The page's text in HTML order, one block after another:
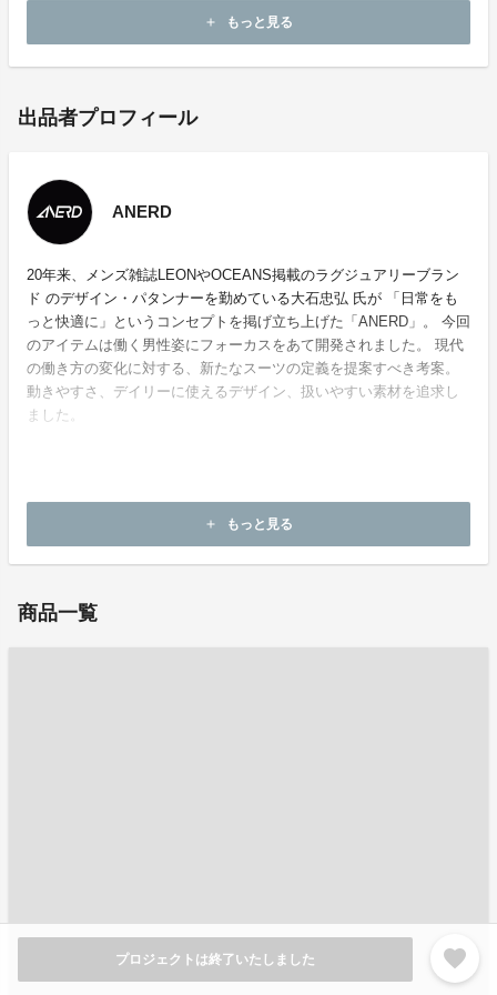
プロジェクトは終了いたしました favorite
add もっと見る
出品者プロフィール
ANERD
20年来、メンズ雑誌LEONやOCEANS掲載のラグジュアリーブラン
ド のデザイン・パタンナーを勤めている大石忠弘 氏が 「日常をも
っと快適に」というコンセプトを掲げ立ち上げた「ANERD」。 今回
のアイテムは働く男性姿にフォーカスをあて開発されました。 現代
の働き方の変化に対する、新たなスーツの定義を提案すべき考案。
動きやすさ、デイリーに使えるデザイン、扱いやすい素材を追求し
ました。
add もっと見る
商品一覧